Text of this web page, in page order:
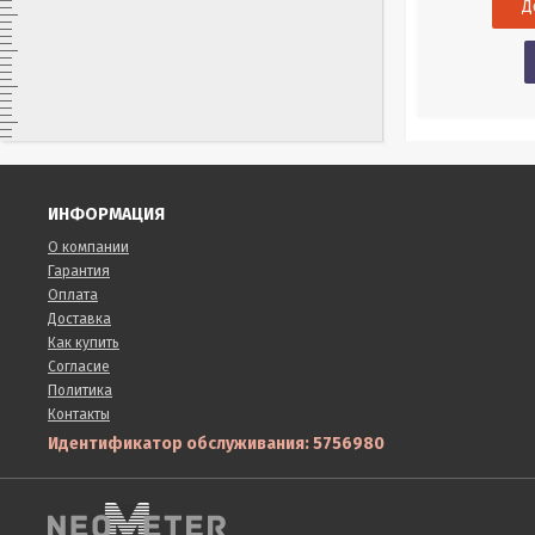
Датчик для
ИНФОРМАЦИЯ
О компании
Гарантия
Оплата
Доставка
Как купить
Согласие
Политика
Контакты
Идентификатор обслуживания: 5756980